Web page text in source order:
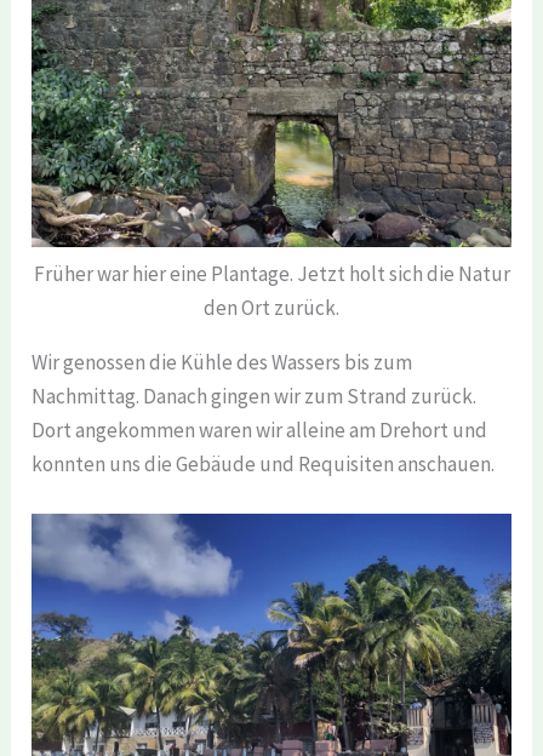
Früher war hier eine Plantage. Jetzt holt sich die Natur
den Ort zurück.
Wir genossen die Kühle des Wassers bis zum
Nachmittag. Danach gingen wir zum Strand zurück.
Dort angekommen waren wir alleine am Drehort und
konnten uns die Gebäude und Requisiten anschauen.